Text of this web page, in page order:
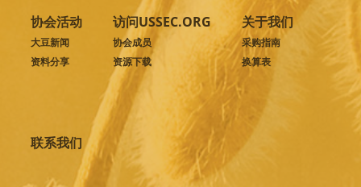
协会活动
大豆新闻
资料分享
访问USSEC.ORG
协会成员
资源下载
关于我们
采购指南
换算表
联系我们